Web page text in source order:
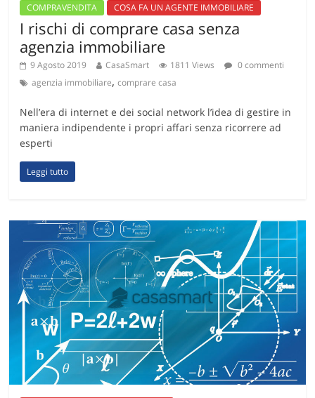
COMPRAVENDITA COSA FA UN AGENTE IMMOBILIARE
I rischi di comprare casa senza
agenzia immobiliare
9 Agosto 2019 CasaSmart 1811 Views
0 commenti
agenzia immobiliare,comprare casa
Nell’era di internet e dei social network l’idea di gestire in
maniera indipendente i propri affari senza ricorrere ad
esperti
Leggi tutto